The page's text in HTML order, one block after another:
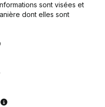
sont visées et
dont elles sont
Monitoring